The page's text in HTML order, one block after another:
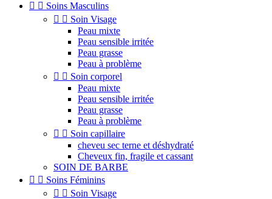
  Soins Masculins
  Soin Visage
Peau mixte
Peau sensible irritée
Peau grasse
Peau à problème
  Soin corporel
Peau mixte
Peau sensible irritée
Peau grasse
Peau à problème
  Soin capillaire
cheveu sec terne et déshydraté
Cheveux fin, fragile et cassant
SOIN DE BARBE
  Soins Féminins
  Soin Visage